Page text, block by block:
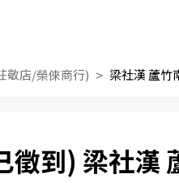
敬店/榮倈商行) 梁社漢 蘆竹
梁社漢